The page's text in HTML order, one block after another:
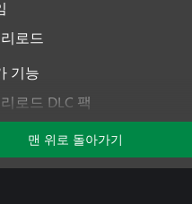
로드
기능
로드 DLC 팩
맨 위로 돌아가기